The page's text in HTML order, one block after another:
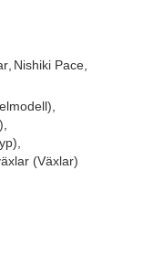
Nishiki Pace
(Växlar)